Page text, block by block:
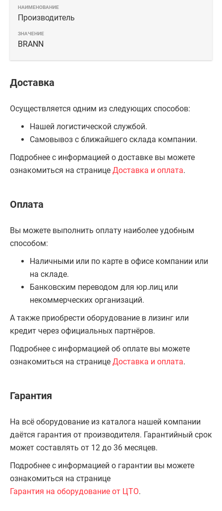
Производитель
BRANN
Доставка
Осуществляется одним из следующих способов:
Нашей логистической службой.
Самовывоз с ближайшего склада компании.
Подробнее с информацией о доставке вы можете
ознакомиться на странице Доставка и оплата.
Оплата
Вы можете выполнить оплату наиболее удобным
способом:
Наличными или по карте в офисе компании или
на складе.
Банковским переводом для юр.лиц или
некоммерческих организаций.
А также приобрести оборудование в лизинг или
кредит через официальных партнёров.
Подробнее с информацией об оплате вы можете
ознакомиться на странице Доставка и оплата.
Гарантия
На всё оборудование из каталога нашей компании
даётся гарантия от производителя. Гарантийный срок
может составлять от 12 до 36 месяцев.
Подробнее с информацией о гарантии вы можете
ознакомиться на странице
Гарантия на оборудование от ЦТО.